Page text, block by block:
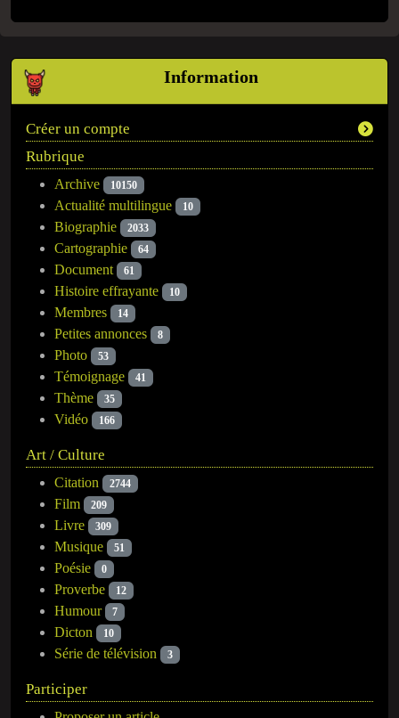
Information
Créer un compte
Rubrique
Archive 10150
Actualité multilingue 10
Biographie 2033
Cartographie 64
Document 61
Histoire effrayante 10
Membres 14
Petites annonces 8
Photo 53
Témoignage 41
Thème 35
Vidéo 166
Art / Culture
Citation 2744
Film 209
Livre 309
Musique 51
Poésie 0
Proverbe 12
Humour 7
Dicton 10
Série de télévision 3
Participer